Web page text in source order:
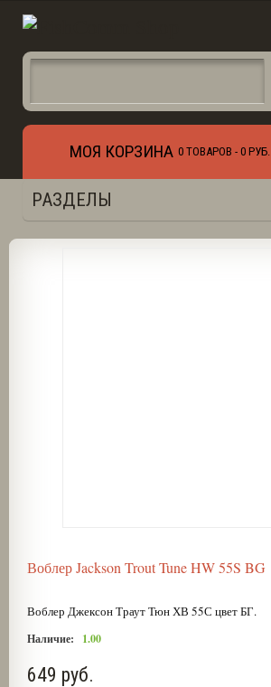
МОЯ КОРЗИНА 0 ТОВАРОВ - 0 РУБ.
РАЗДЕЛЫ
Воблер Jackson Trout Tune HW 55S BG
Воблер Джексон Траут Тюн ХВ 55С цвет БГ.
Наличие: 1.00
649 руб.